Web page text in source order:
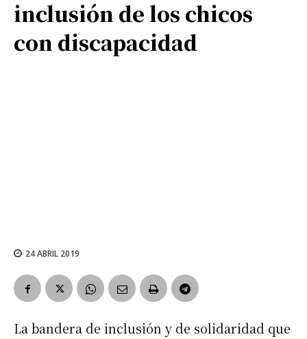
inclusión de los chicos
con discapacidad
24 ABRIL 2019
La bandera de inclusión y de solidaridad que